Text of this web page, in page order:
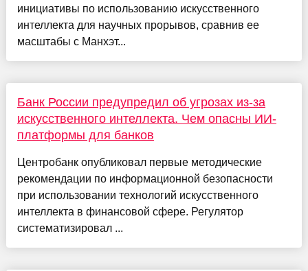
инициативы по использованию искусственного
интеллекта для научных прорывов, сравнив ее
масштабы с Манхэт...
Банк России предупредил об угрозах из-за
искусственного интеллекта. Чем опасны ИИ-
платформы для банков
Центробанк опубликовал первые методические
рекомендации по информационной безопасности
при использовании технологий искусственного
интеллекта в финансовой сфере. Регулятор
систематизировал ...